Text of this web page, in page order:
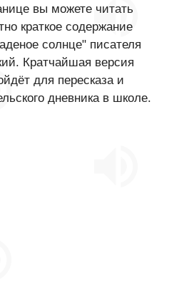
вы можете читать
краткое содержание
солнце" писателя
Кратчайшая версия
для пересказа и
дневника в школе.